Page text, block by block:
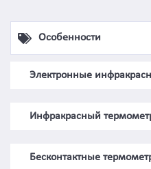
Особенности
Электронные
Инфракрасный
Бесконтактные